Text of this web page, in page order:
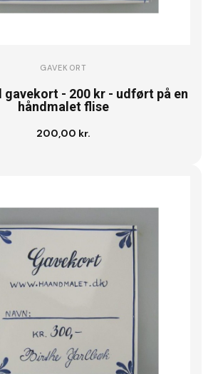
GAVEKORT
gavekort - 200 kr - udført på en
håndmalet flise
200,00 kr.
Læg i kurv